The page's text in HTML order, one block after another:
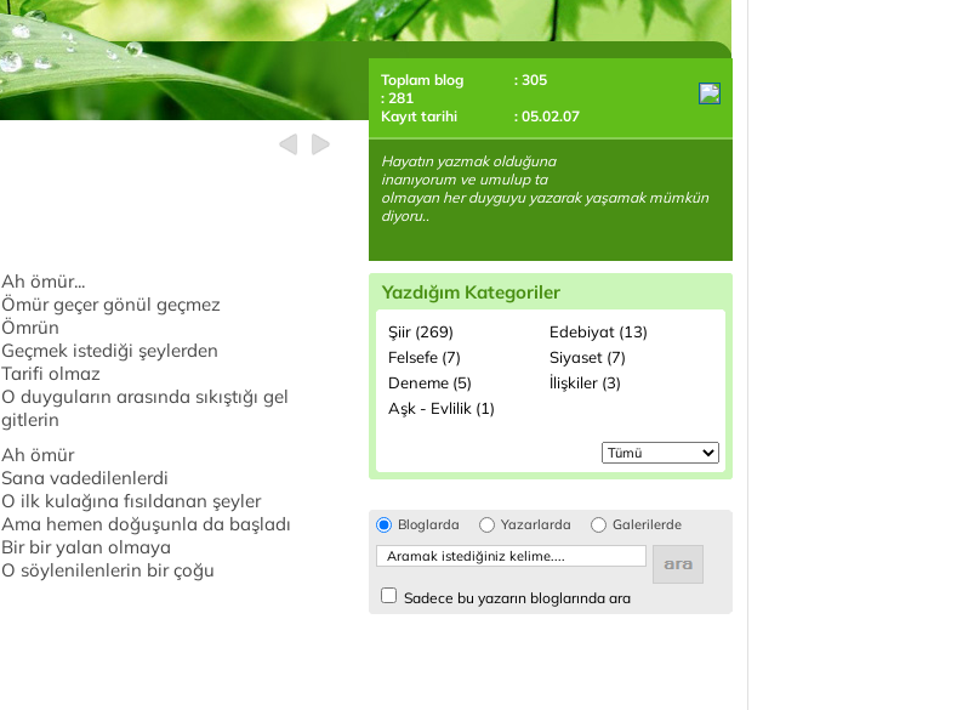
Ah ömür...
Ömür geçer gönül geçmez
Ömrün
Geçmek istediği şeylerden
Tarifi olmaz
O duyguların arasında sıkıştığı gel
gitlerin
Ah ömür
Sana vadedilenlerdi
O ilk kulağına fısıldanan şeyler
Ama hemen doğuşunla da başladı
Bir bir yalan olmaya
O söylenilenlerin bir çoğu
Toplam blog
: 305
: 281
Kayıt tarihi
: 05.02.07
Hayatın yazmak olduğuna
inanıyorum ve umulup ta
olmayan her duyguyu yazarak yaşamak mümkün
diyoru..
Yazdığım Kategoriler
Şiir (269)
Edebiyat (13)
Felsefe (7)
Siyaset (7)
Deneme (5)
İlişkiler (3)
Aşk - Evlilik (1)
Bloglarda Yazarlarda Galerilerde
Sadece bu yazarın bloglarında ara